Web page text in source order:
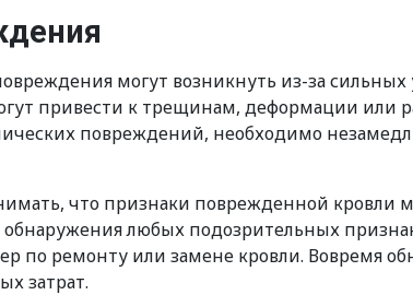
могут возникнуть из-за
привести к трещинам, деформации или
повреждений, необходимо
что признаки поврежденной кровли
обнаружения любых подозрительных
по ремонту или замене кровли. Вовремя
затрат.